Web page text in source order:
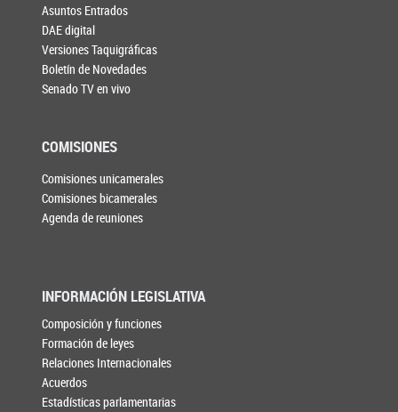
Asuntos Entrados
DAE digital
Versiones Taquigráficas
Boletín de Novedades
Senado TV en vivo
COMISIONES
Comisiones unicamerales
Comisiones bicamerales
Agenda de reuniones
INFORMACIÓN LEGISLATIVA
Composición y funciones
Formación de leyes
Relaciones Internacionales
Acuerdos
Estadísticas parlamentarias